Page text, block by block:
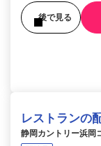
後で見る
レストランの
静岡カントリー浜岡